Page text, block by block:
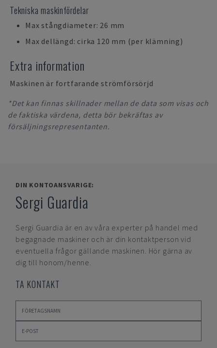
Tekniska maskinfördelar
Max stångdiameter: 26 mm
Max dellängd: cirka 120 mm (per klämning)
Extra information
Maskinen är fortfarande strömförsörjd
*Det kan finnas skillnader mellan de data som visas och
de faktiska värdena, detta bör bekräftas av
försäljningsrepresentanten.
DIN KONTOANSVARIGE:
Sergi Guardia
Sergi Guardia är en av våra experter på handel med
begagnade maskiner och är din kontaktperson vid
eventuella frågor gällande maskinen. Hör gärna av
dig till honom/henne.
TA KONTAKT